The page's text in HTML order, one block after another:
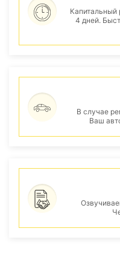
Капитальный
4 дней.
В случае
Ваш